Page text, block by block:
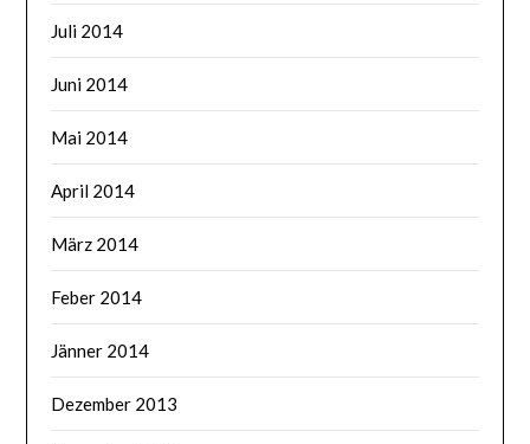
Juli 2014
Juni 2014
Mai 2014
April 2014
März 2014
Feber 2014
Jänner 2014
Dezember 2013